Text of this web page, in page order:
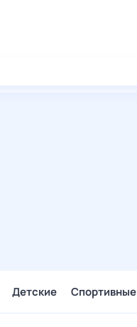
Детские Спортивные